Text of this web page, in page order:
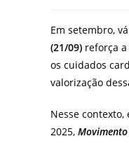
Em setembro,
(21/09) reforça
os cuidados
valorização
Nesse
2025,